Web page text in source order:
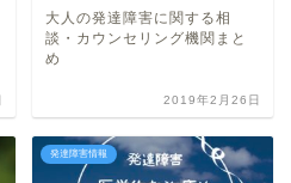
大人の発達障害に関する相
談・カウンセリング機関まと
め
2019年2月26日
発達障害情報